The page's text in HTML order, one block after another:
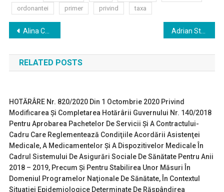
ordonantei
primer privind taxa
Navigare
în
articole
Alina Culcea este noul Președinte al Asociației Române a Producătorilor Internaționali de Medicamente (ARPIM)
RELATED POSTS
HOTĂRÂRE Nr. 820/2020 Din 1 Octombrie 2020 Privind
Modificarea Şi Completarea Hotărârii Guvernului Nr. 140/2018
Pentru Aprobarea Pachetelor De Servicii Şi A Contractului-
Cadru Care Reglementează Condiţiile Acordării Asistenţei
Medicale, A Medicamentelor Şi A Dispozitivelor Medicale În
Cadrul Sistemului De Asigurări Sociale De Sănătate Pentru Anii
2018 – 2019, Precum Şi Pentru Stabilirea Unor Măsuri În
Domeniul Programelor Naţionale De Sănătate, În Contextul
Situaţiei Epidemiologice Determinate De Răspândirea